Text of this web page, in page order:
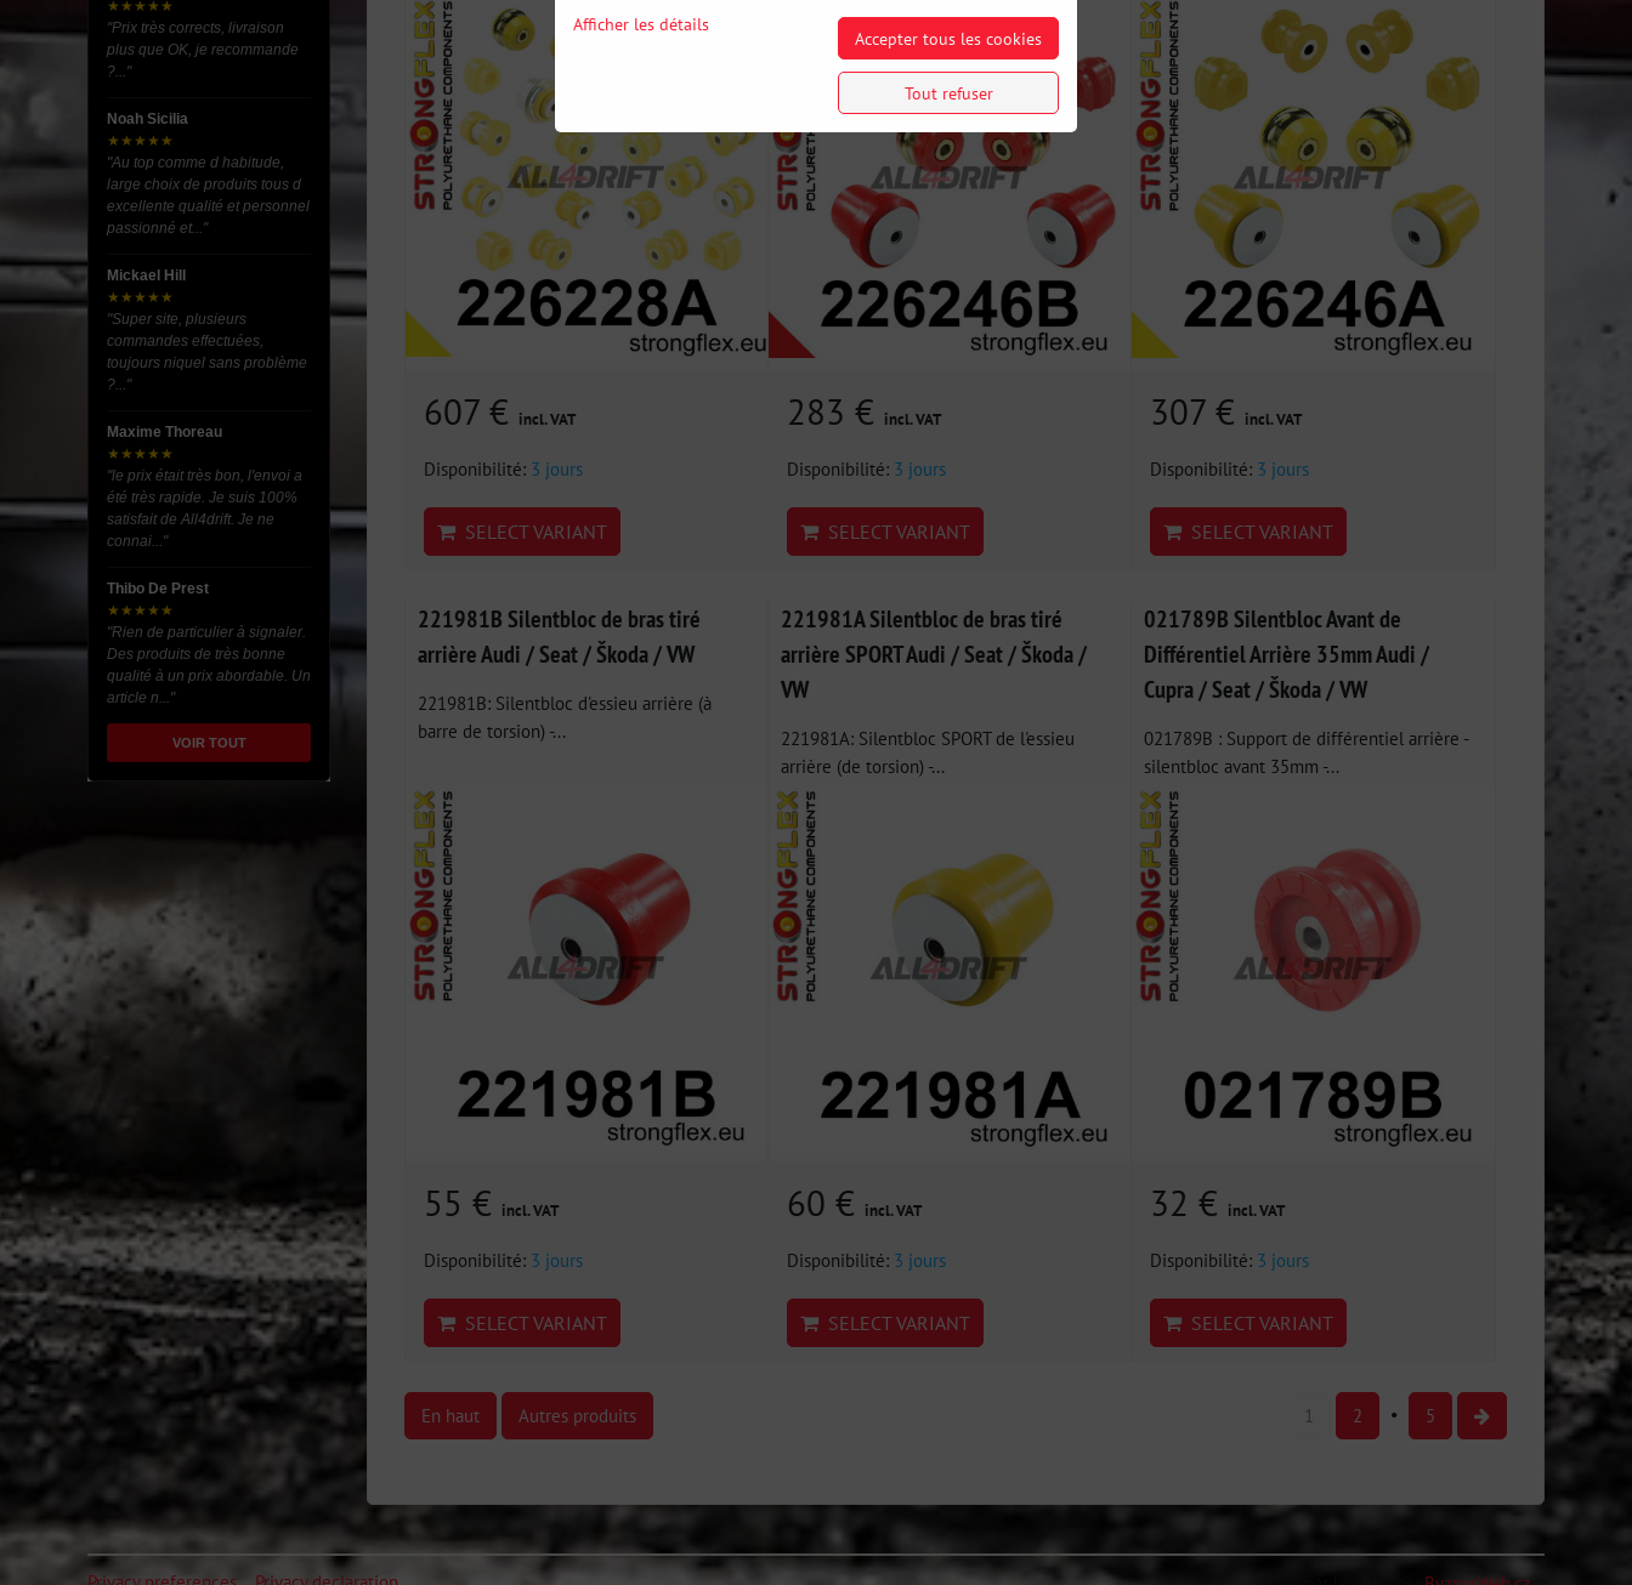
607 € incl. VAT
Disponibilité: 3 jours
SELECT VARIANT
283 € incl. VAT
Disponibilité: 3 jours
SELECT VARIANT
307 € incl. VAT
Disponibilité: 3 jours
SELECT VARIANT
221981B Silentbloc de bras tiré
arrière Audi / Seat / Škoda / VW
221981B: Silentbloc d'essieu arrière (à
barre de torsion) -...
55 € incl. VAT
Disponibilité: 3 jours
SELECT VARIANT
221981A Silentbloc de bras tiré
arrière SPORT Audi / Seat / Škoda /
VW
221981A: Silentbloc SPORT de l'essieu
arrière (de torsion) -...
60 € incl. VAT
Disponibilité: 3 jours
SELECT VARIANT
021789B Silentbloc Avant de
Différentiel Arrière 35mm Audi /
Cupra / Seat / Škoda / VW
021789B : Support de différentiel arrière -
silentbloc avant 35mm -...
32 € incl. VAT
Disponibilité: 3 jours
SELECT VARIANT
En haut Autres produits 1 2 5
★★★★★
"Prix très corrects, livraison
plus que OK, je recommande
?..."
Noah Sicilia
★★★★★
"Au top comme d habitude,
large choix de produits tous d
excellente qualité et personnel
passionné et..."
Mickael Hill
★★★★★
"Super site, plusieurs
commandes effectuées,
toujours niquel sans problème
?..."
Maxime Thoreau
★★★★★
"le prix était très bon, l'envoi a
été très rapide. Je suis 100%
satisfait de All4drift. Je ne
connai..."
Thibo De Prest
★★★★★
"Rien de particulier à signaler.
Des produits de très bonne
qualité à un prix abordable. Un
article n..."
VOIR TOUT
Afficher les détails
Accepter tous les cookies
Tout refuser